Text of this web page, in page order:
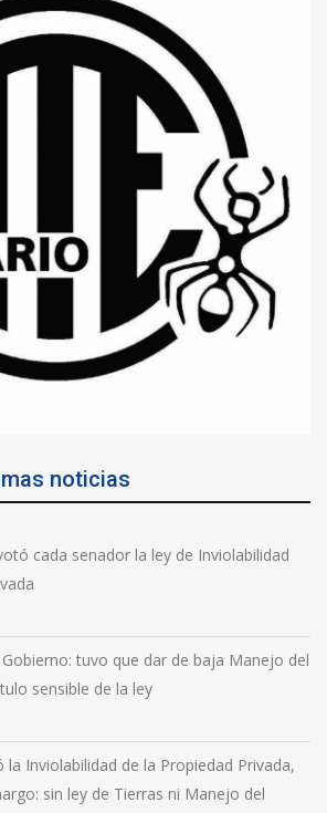
noticias
cada senador la ley de Inviolabilidad
tuvo que dar de baja Manejo del
sensible de la ley
la Inviolabilidad de la Propiedad Privada,
sin ley de Tierras ni Manejo del